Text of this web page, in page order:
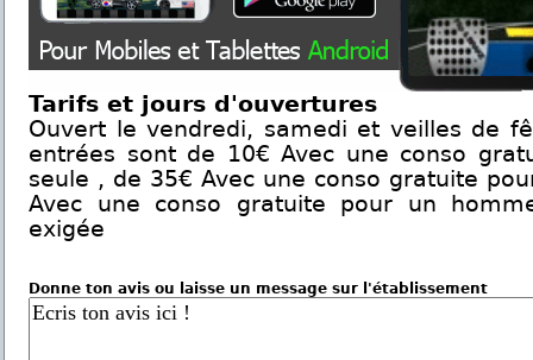
Tarifs et jours d'ouvertures
Ouvert le vendredi, samedi et veilles de
entrées sont de 10€ Avec une conso
seule , de 35€ Avec une conso gratuite
Avec une conso gratuite pour un
exigée
Donne ton avis ou laisse un message sur l'établissement